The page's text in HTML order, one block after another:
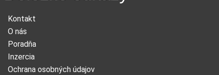
Kontakt
O nás
Poradňa
Inzercia
Ochrana osobných údajov